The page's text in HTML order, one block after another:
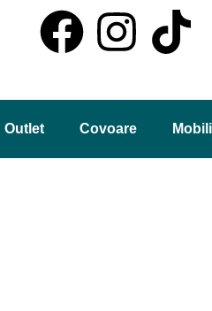
Outlet Covoare